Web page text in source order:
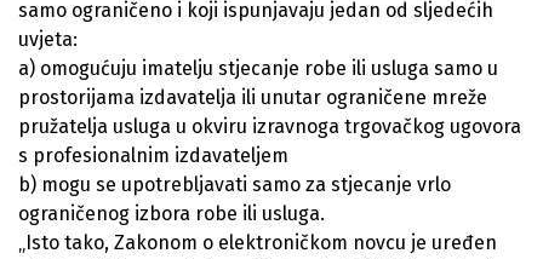
samo ograničeno i koji ispunjavaju jedan od sljedećih
uvjeta:
a) omogućuju imatelju stjecanje robe ili usluga samo u
prostorijama izdavatelja ili unutar ograničene mreže
pružatelja usluga u okviru izravnoga trgovačkog ugovora
s profesionalnim izdavateljem
b) mogu se upotrebljavati samo za stjecanje vrlo
ograničenog izbora robe ili usluga.
„Isto tako, Zakonom o elektroničkom novcu je uređen